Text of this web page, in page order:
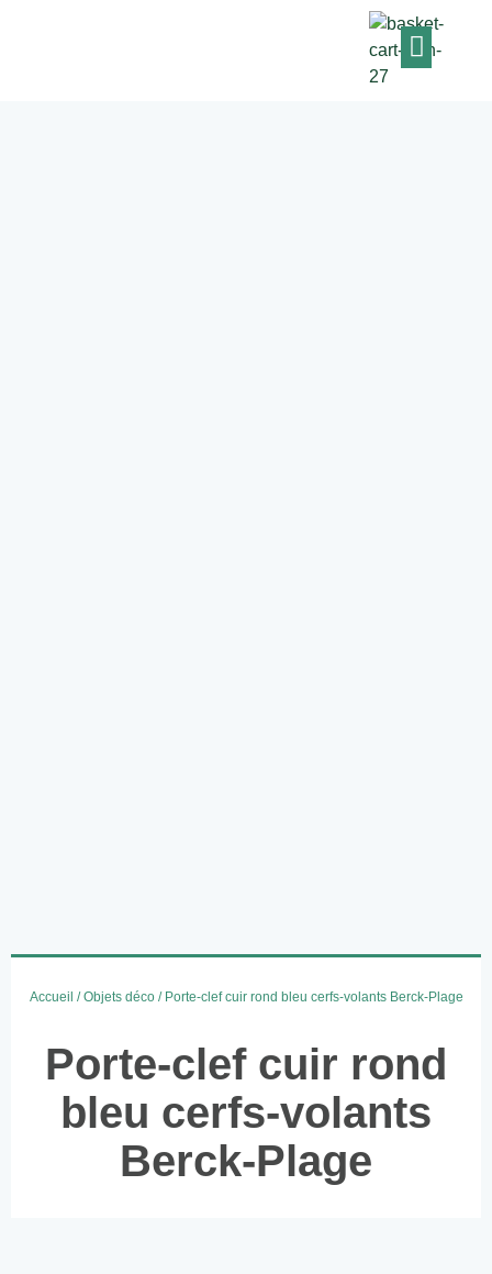
Accueil /Objets déco/ Porte-clef cuir rond bleu cerfs-volants Berck-Plage
Porte-clef cuir rond
bleu cerfs-volants
Berck-Plage